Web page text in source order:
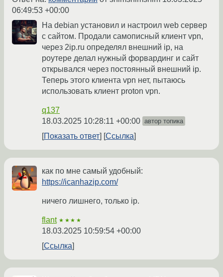
06:49:53 +00:00
На debian установил и настроил web сервер
с сайтом. Продали самописный клиент vpn,
через 2ip.ru определял внешний ip, на
роутере делал нужный форвардинг и сайт
открывался через постоянный внешний ip.
Теперь этого клиента vpn нет, пытаюсь
использовать клиент proton vpn.
q137
18.03.2025 10:28:11 +00:00 автор топика
Показать ответ Ссылка
как по мне самый удобный:
https://icanhazip.com/
ничего лишнего, только ip.
flant ★★★★
18.03.2025 10:59:54 +00:00
Ссылка